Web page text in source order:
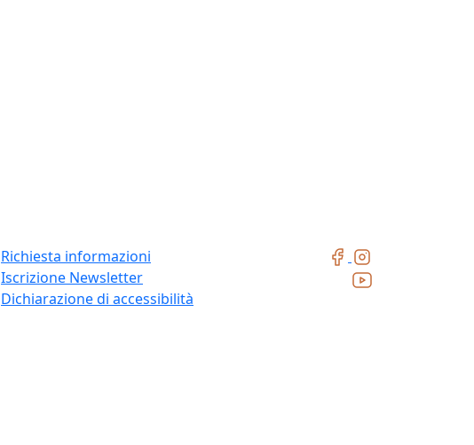
Richiesta informazioni
Iscrizione Newsletter
Dichiarazione di accessibilità